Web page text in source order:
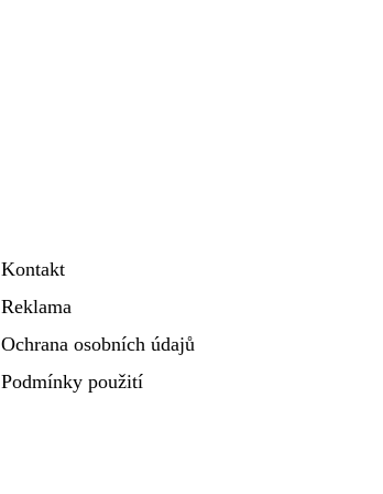
Kontakt
Reklama
Ochrana osobních údajů
Podmínky použití